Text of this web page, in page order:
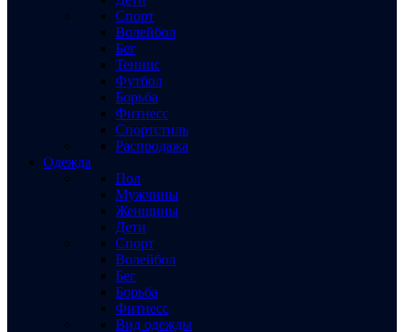
Спорт
Волейбол
Бег
Теннис
Футбол
Борьба
Фитнесс
Спортстиль
Распродажа
Одежда
Пол
Мужчины
Женщины
Дети
Спорт
Волейбол
Бег
Борьба
Фитнесс
Вид одежды